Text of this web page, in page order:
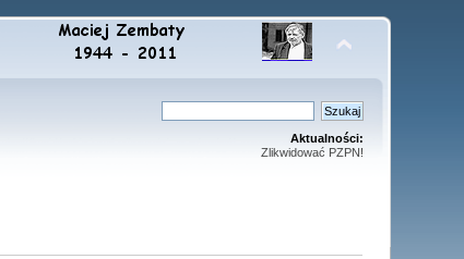
Aktualności:
Zlikwidować PZPN!